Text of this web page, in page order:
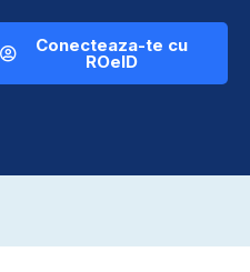
Conecteaza-te cu
ROeID